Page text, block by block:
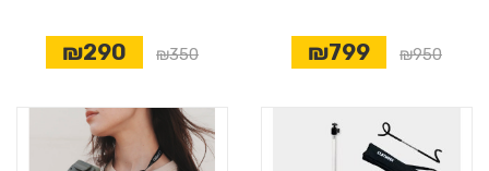
₪950
₪799
₪350
₪290